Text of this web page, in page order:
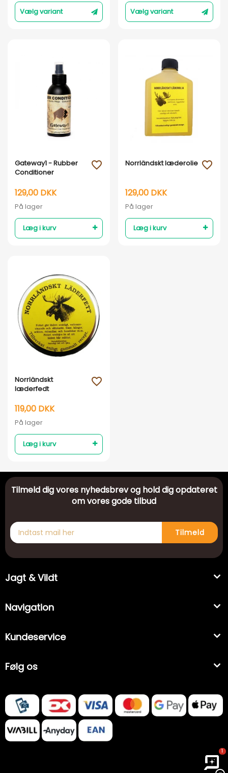
Vælg variant Vælg variant
Vis her
Gateway1 - Rubber
Conditioner
129,00 DKK
På lager
Læg i kurv
favorite_outline
Vis her
Norrländskt læderolie
129,00 DKK
På lager
Læg i kurv
favorite_outline
Vis her
Norrländskt
læderfedt
119,00 DKK
På lager
Læg i kurv
favorite_outline
Tilmeld dig vores nyhedsbrev og hold dig opdateret
om vores gode tilbud
Tilmeld
Jagt & Vildt
Navigation
Kundeservice
Følg os
1